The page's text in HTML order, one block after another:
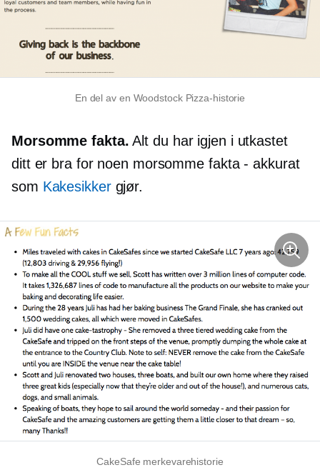
En del av en Woodstock Pizza-historie
Morsomme fakta. Alt du har igjen i utkastet
ditt er bra for noen morsomme fakta - akkurat
som Kakesikkergjør.
CakeSafe merkevarehistorie